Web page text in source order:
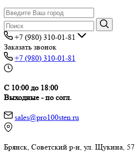
+7 (980) 310-01-81
Заказать звонок
+7 (980) 310-01-81
С 10:00 до 18:00
Выходные - по согл.
sales@pro100sten.ru
Брянск, Советский р-н, ул. Щукина, 57